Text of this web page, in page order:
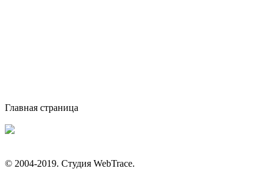
Главная страница
© 2004-2019. Студия WebTrace.